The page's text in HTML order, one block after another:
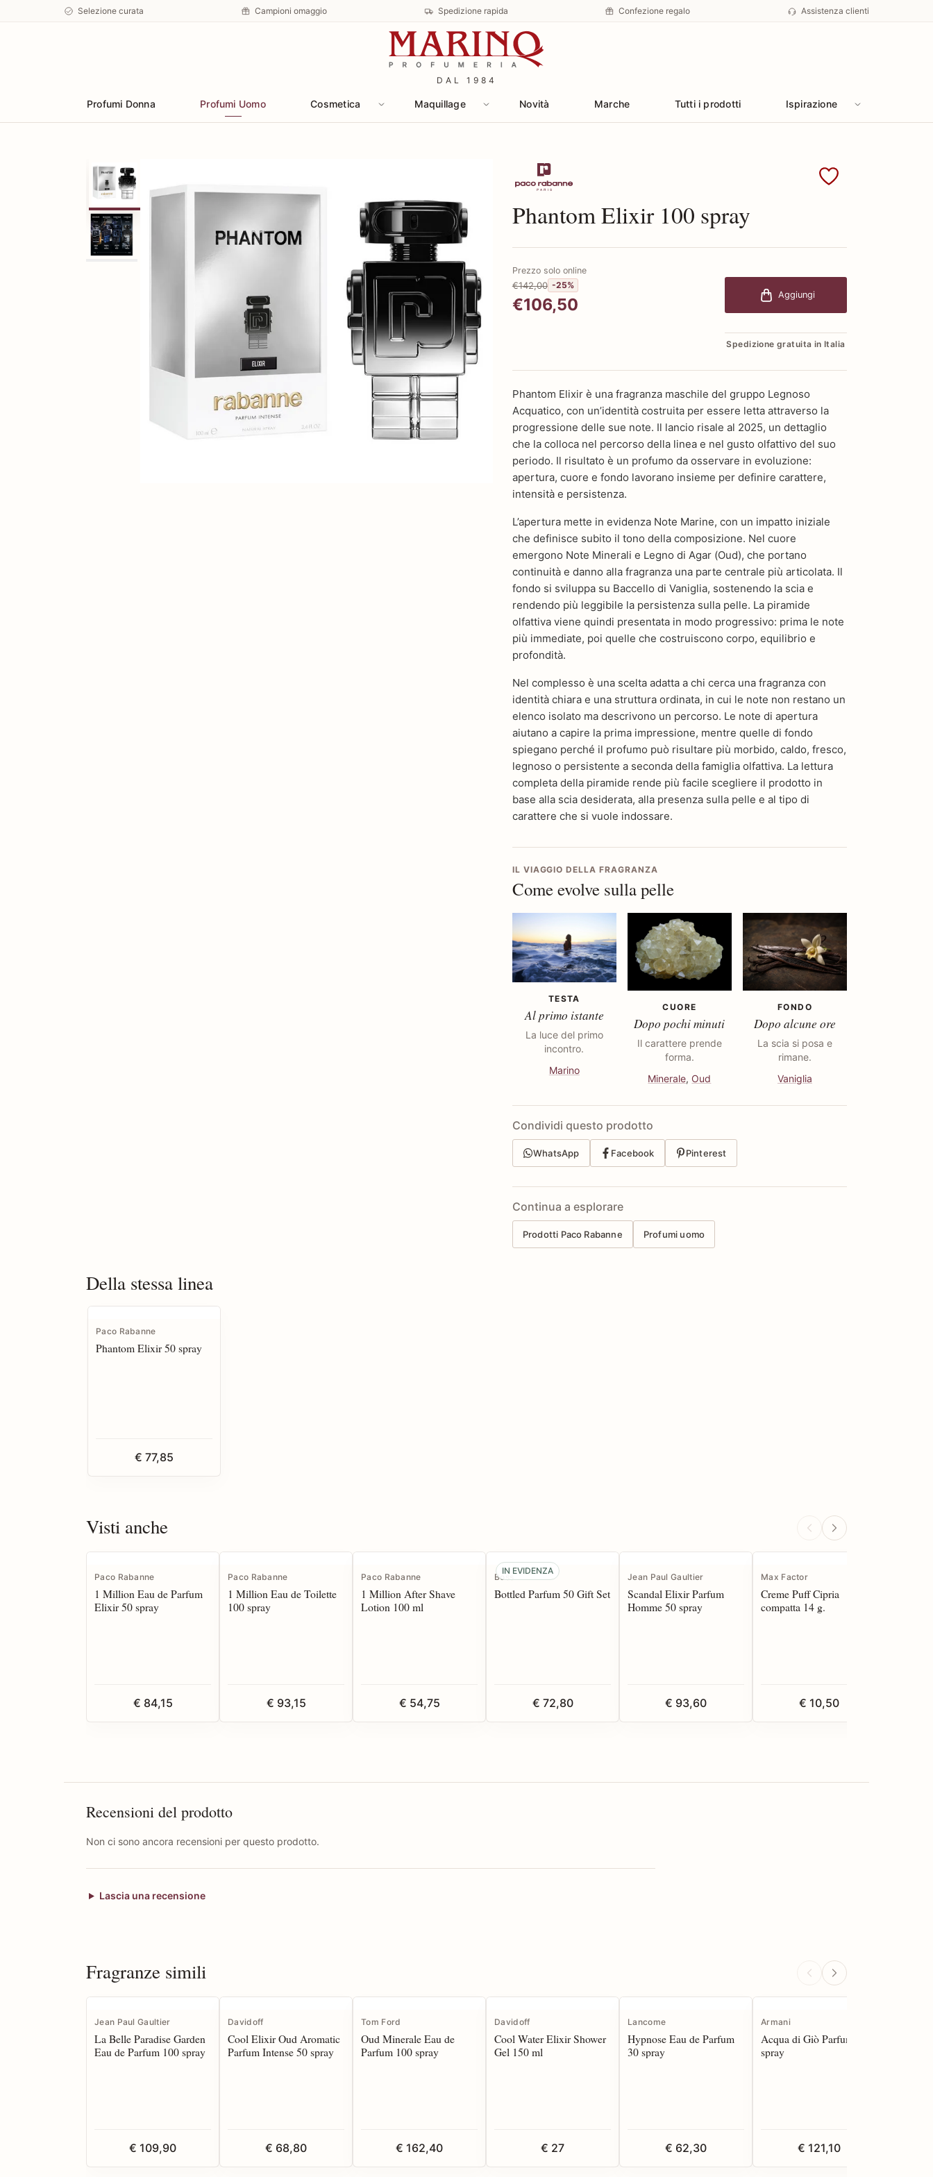
Selezione curata Campioni omaggio Spedizione rapida Confezione regalo Assistenza clienti
DAL 1984
Profumi Donna Profumi Uomo Cosmetica Maquillage Novità Marche Tutti i prodotti Ispirazione
Scopri i prodotti Paco Rabanne
Phantom Elixir 100 spray
Prezzo solo online
€142,00 -25%
€106,50 Aggiungi
Spedizione gratuita in Italia
Phantom Elixir è una fragranza maschile del gruppo Legnoso
Acquatico, con un’identità costruita per essere letta attraverso la
progressione delle sue note. Il lancio risale al 2025, un dettaglio
che la colloca nel percorso della linea e nel gusto olfattivo del suo
periodo. Il risultato è un profumo da osservare in evoluzione:
apertura, cuore e fondo lavorano insieme per definire carattere,
intensità e persistenza.
L’apertura mette in evidenza Note Marine, con un impatto iniziale
che definisce subito il tono della composizione. Nel cuore
emergono Note Minerali e Legno di Agar (Oud), che portano
continuità e danno alla fragranza una parte centrale più articolata. Il
fondo si sviluppa su Baccello di Vaniglia, sostenendo la scia e
rendendo più leggibile la persistenza sulla pelle. La piramide
olfattiva viene quindi presentata in modo progressivo: prima le note
più immediate, poi quelle che costruiscono corpo, equilibrio e
profondità.
Nel complesso è una scelta adatta a chi cerca una fragranza con
identità chiara e una struttura ordinata, in cui le note non restano un
elenco isolato ma descrivono un percorso. Le note di apertura
aiutano a capire la prima impressione, mentre quelle di fondo
spiegano perché il profumo può risultare più morbido, caldo, fresco,
legnoso o persistente a seconda della famiglia olfattiva. La lettura
completa della piramide rende più facile scegliere il prodotto in
base alla scia desiderata, alla presenza sulla pelle e al tipo di
carattere che si vuole indossare.
IL VIAGGIO DELLA FRAGRANZA
Come evolve sulla pelle
TESTA
Al primo istante
La luce del primo
incontro.
Marino
CUORE
Dopo pochi minuti
Il carattere prende
forma.
Minerale, Oud
FONDO
Dopo alcune ore
La scia si posa e
rimane.
Vaniglia
Condividi questo prodotto
WhatsApp Facebook Pinterest
Continua a esplorare
Prodotti Paco Rabanne Profumi uomo
Della stessa linea
Paco Rabanne
Phantom Elixir 50 spray
€ 77,85
Visti anche
Paco Rabanne
1 Million Eau de Parfum
Elixir 50 spray
€ 84,15
Paco Rabanne
1 Million Eau de Toilette
100 spray
€ 93,15
Paco Rabanne
1 Million After Shave
Lotion 100 ml
€ 54,75
IN EVIDENZA
Boss
Bottled Parfum 50 Gift Set
€ 72,80
Jean Paul Gaultier
Scandal Elixir Parfum
Homme 50 spray
€ 93,60
Max Factor
Creme Puff Cipria
compatta 14 g.
€ 10,50
Recensioni del prodotto
Non ci sono ancora recensioni per questo prodotto.
Lascia una recensione
Fragranze simili
Jean Paul Gaultier
La Belle Paradise Garden
Eau de Parfum 100 spray
€ 109,90
Davidoff
Cool Elixir Oud Aromatic
Parfum Intense 50 spray
€ 68,80
Tom Ford
Oud Minerale Eau de
Parfum 100 spray
€ 162,40
Davidoff
Cool Water Elixir Shower
Gel 150 ml
€ 27
Lancome
Hypnose Eau de Parfum
30 spray
€ 62,30
Armani
Acqua di Giò Parfum 100
spray
€ 121,10